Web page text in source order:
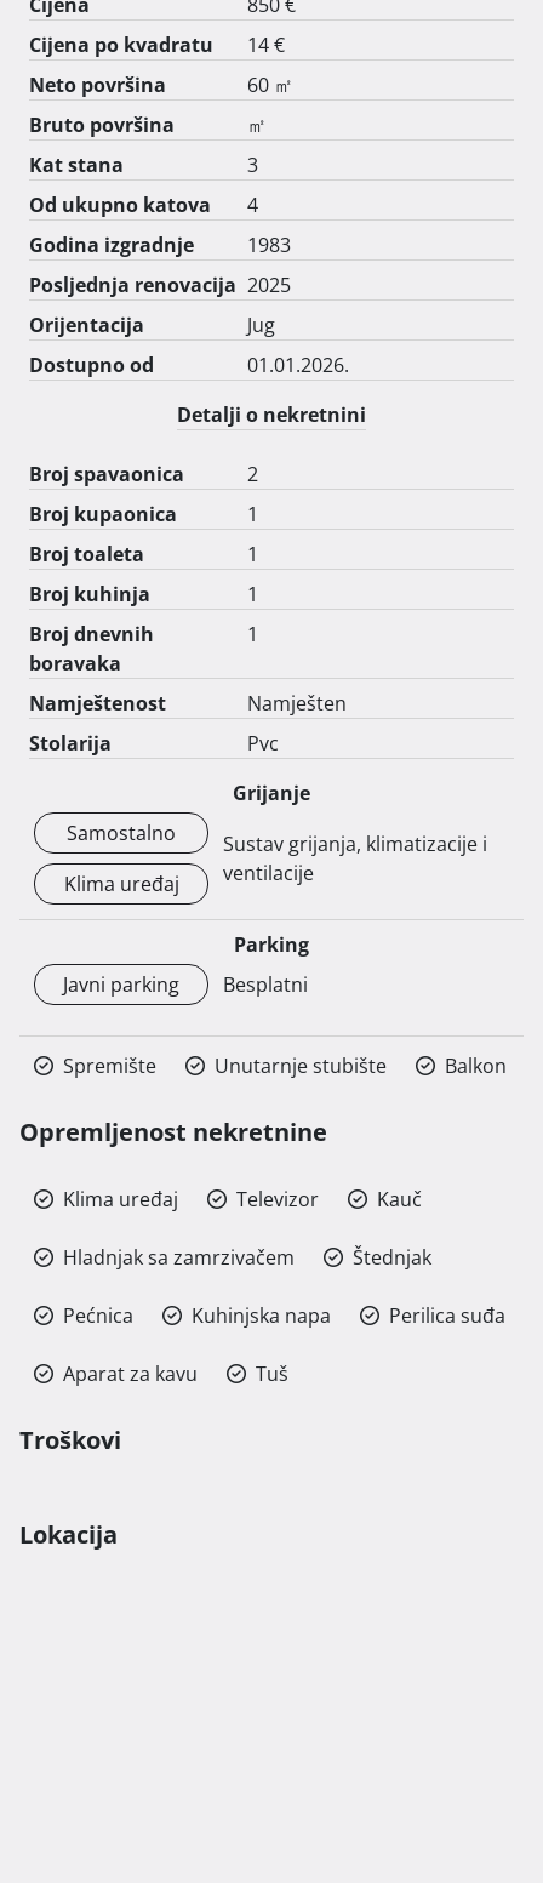
Cijena po kvadratu
14 €
Neto površina
60 ㎡
Bruto površina
㎡
Kat stana
3
Od ukupno katova
4
Godina izgradnje
1983
Posljednja renovacija 2025
Orijentacija
Jug
Dostupno od
01.01.2026.
Detalji o nekretnini
Broj spavaonica
2
Broj kupaonica
1
Broj toaleta
1
Broj kuhinja
1
Broj dnevnih
boravaka
1
Namještenost
Namješten
Stolarija
Pvc
Grijanje
Samostalno
Klima uređaj
Sustav grijanja, klimatizacije i
ventilacije
Parking
Javni parking
Besplatni
Spremište Unutarnje stubište Balkon
Opremljenost nekretnine
Klima uređaj Televizor Kauč
Hladnjak sa zamrzivačem Štednjak
Pećnica Kuhinjska napa Perilica suđa
Aparat za kavu Tuš
Troškovi
Lokacija